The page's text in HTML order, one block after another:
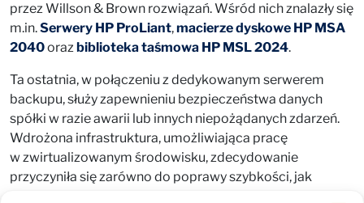
przez Willson & Brown rozwiązań. Wśród nich znalazły się
m.in.Serwery HP ProLiant,macierze dyskowe HP MSA
2040orazbiblioteka taśmowa HP MSL 2024.
Ta ostatnia, w połączeniu z dedykowanym serwerem
backupu, służy zapewnieniu bezpieczeństwa danych
spółki w razie awarii lub innych niepożądanych zdarzeń.
Wdrożona infrastruktura, umożliwiająca pracę
w zwirtualizowanym środowisku, zdecydowanie
przyczyniła się zarówno do poprawy szybkości, jak